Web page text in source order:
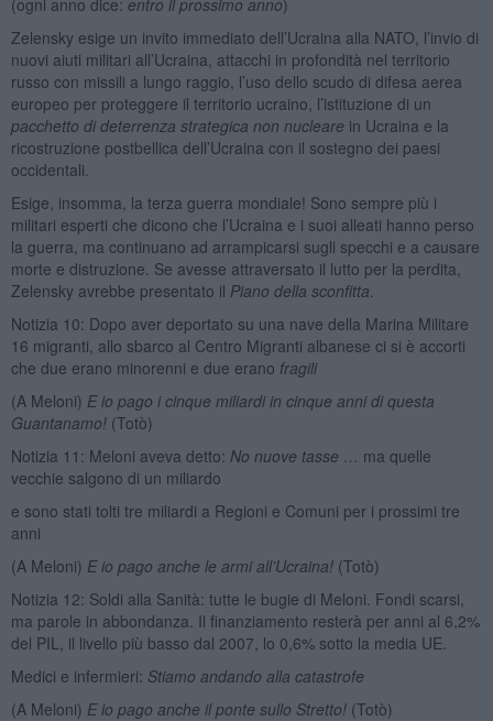
Zelensky esige un invito immediato dell’Ucraina alla NATO, l’invio di
nuovi aiuti militari all’Ucraina, attacchi in profondità nel territorio
russo con missili a lungo raggio, l’uso dello scudo di difesa aerea
europeo per proteggere il territorio ucraino, l’istituzione di un
pacchetto di deterrenza strategica non nucleare in Ucraina e la
ricostruzione postbellica dell’Ucraina con il sostegno dei paesi
occidentali.
Esige, insomma, la terza guerra mondiale! Sono sempre più i
militari esperti che dicono che l’Ucraina e i suoi alleati hanno perso
la guerra, ma continuano ad arrampicarsi sugli specchi e a causare
morte e distruzione. Se avesse attraversato il lutto per la perdita,
Zelensky avrebbe presentato il Piano della sconfitta
Notizia 10: Dopo aver deportato su una nave della Marina Militare
16 migranti, allo sbarco al Centro Migranti albanese ci si è accorti
che due erano minorenni e due erano fragili
(A Meloni) E io pago i cinque miliardi in cinque anni di questa
Guantanamo! (Totò)
Notizia 11: Meloni aveva detto: No nuove tasse … ma quelle
vecchie salgono di un miliardo
e sono stati tolti tre miliardi a Regioni e Comuni per i prossimi tre
anni
(A Meloni) E io pago anche le armi all’Ucraina! (Totò)
Notizia 12: Soldi alla Sanità: tutte le bugie di Meloni. Fondi scarsi,
ma parole in abbondanza. Il finanziamento resterà per anni al 6,2%
del PIL, il livello più basso dal 2007, lo 0,6% sotto la media UE.
Medici e infermieri: Stiamo andando alla catastrofe
(A Meloni) E io pago anche il ponte sullo Stretto! (Totò)